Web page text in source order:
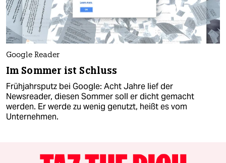
Google Reader
Im Sommer ist Schluss
Frühjahrsputz bei Google: Acht Jahre lief der
Newsreader, diesen Sommer soll er dicht gemacht
werden. Er werde zu wenig genutzt, heißt es vom
Unternehmen.